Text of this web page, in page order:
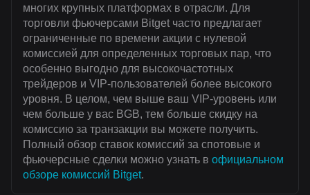
многих крупных платформах в отрасли. Для
торговли фьючерсами Bitget часто предлагает
ограниченные по времени акции с нулевой
комиссией для определенных торговых пар, что
особенно выгодно для высокочастотных
трейдеров и VIP-пользователей более высокого
уровня. В целом, чем выше ваш VIP-уровень или
чем больше у вас BGB, тем больше скидку на
комиссию за транзакции вы можете получить.
Полный обзор ставок комиссий за спотовые и
фьючерсные сделки можно узнать в официальном
обзоре комиссий Bitget.